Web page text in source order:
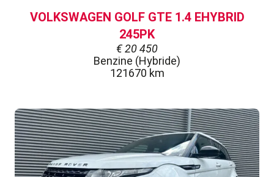
VOLKSWAGEN GOLF GTE 1.4 EHYBRID
245PK
€20 450
Benzine (Hybride)
121670 km